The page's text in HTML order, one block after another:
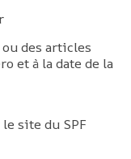
des articles
et à la date de la
site du SPF